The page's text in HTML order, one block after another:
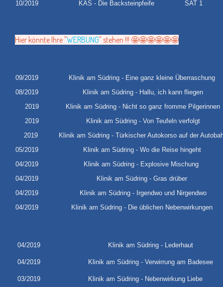
10/2019 KAS - Die Backsteinpfeife SAT 1
Hier könnte Ihre "WERBUNG" stehen !!! 🤩🤩🤩🤩🤩🤩
09/2019
Klinik am Südring - Eine ganz kleine Überraschung
08/2019
Klinik am Südring - Hallu, ich kann fliegen
2019
Klinik am Südring - Nicht so ganz fromme Pilgerinnen
2019
Klinik am Südring - Von Teufeln verfolgt
2019
Klinik am Südring - Türkischer Autokorso auf der
05/2019
Klinik am Südring - Wo die Reise hingeht
04/2019
Klinik am Südring - Explosive Mischung
04/2019
Klinik am Südring - Gras drüber
04/2019
Klinik am Südring - Irgendwo und Nirgendwo
04/2019
Klinik am Südring - Die üblichen
04/2019 Klinik am Südring - Lederhaut
04/2019 Klinik am Südring - Verwirrung am Badesee
03/2019
Klinik am Südring - Nebenwirkung Liebe